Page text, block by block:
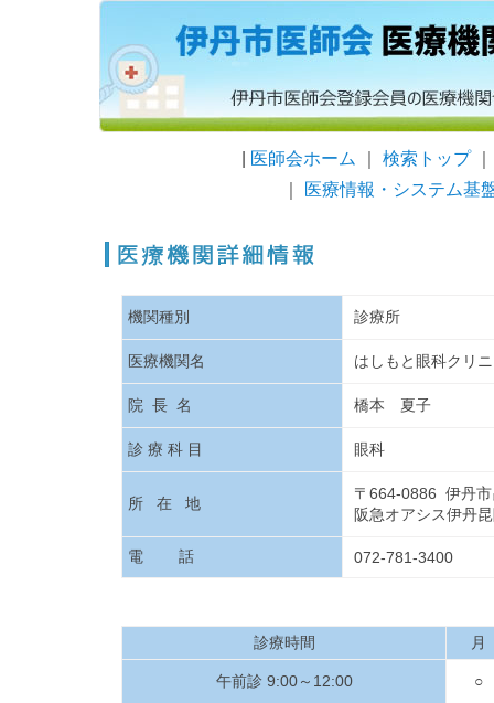
医師会ホーム 検索トップ
医療情報・システム基
機関種別 診療所
医療機関名 はしもと眼科クリ
院 長 名 橋本 夏子
診 療 科 目 眼科
所 在 地
〒664-0886 伊丹
阪急オアシス伊丹
電 話 072-781-3400
診療時間 月
午前診 9:00～12:00 ○